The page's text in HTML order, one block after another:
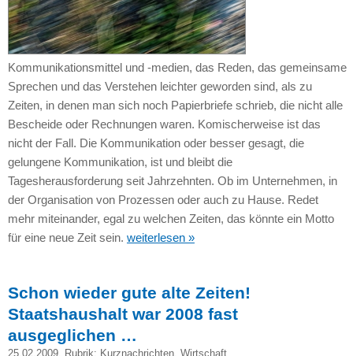
Kommunikationsmittel und -medien, das Reden, das gemeinsame
Sprechen und das Verstehen leichter geworden sind, als zu
Zeiten, in denen man sich noch Papierbriefe schrieb, die nicht alle
Bescheide oder Rechnungen waren. Komischerweise ist das
nicht der Fall. Die Kommunikation oder besser gesagt, die
gelungene Kommunikation, ist und bleibt die
Tagesherausforderung seit Jahrzehnten. Ob im Unternehmen, in
der Organisation von Prozessen oder auch zu Hause. Redet
mehr miteinander, egal zu welchen Zeiten, das könnte ein Motto
für eine neue Zeit sein. weiterlesen »
Schon wieder gute alte Zeiten!
Staatshaushalt war 2008 fast
ausgeglichen …
25.02.2009, Rubrik: Kurznachrichten, Wirtschaft